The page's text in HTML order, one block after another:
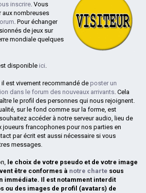
inscrire. Vous
aux nombreuses
. Pour échanger
de jeux sur
mondiale quelques
disponible ici.
il est vivement recommandé de poster un
dans le forum des nouveaux arrivants. Cela
le profil des personnes qui nous rejoignent.
sur le fond comme sur la forme, est
accéder à notre serveur audio, lieu de
joueurs francophones pour nos parties en
par écrit est aussi nécessaire si vous
messages.
le choix de votre pseudo et de votre image
être conformes à notre charte sous
immédiate. Il est notamment interdit
ou des images de profil (avatars) de